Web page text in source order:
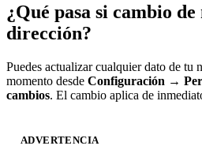
¿Qué pasa si cambio
dirección?
Puedes actualizar cualquier dato de tu
momento desde Configuración →
cambios. El cambio aplica de
ADVERTENCIA